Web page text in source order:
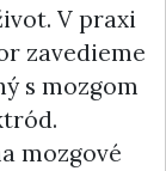
V praxi
zavedieme
s mozgom
mozgové